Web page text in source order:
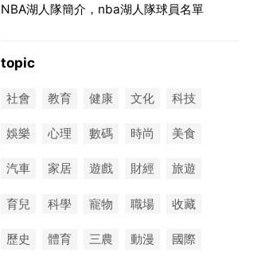
NBA湖人隊簡介，nba湖人隊球員名單
topic
社會 教育 健康 文化 科技
娛樂 心理 數碼 時尚 美食
汽車 家居 遊戲 財經 旅遊
育兒 科學 寵物 職場 收藏
歷史 體育 三農 動漫 國際